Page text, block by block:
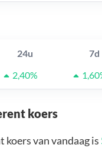
24u 7d
2,40%
koers
van vandaag is